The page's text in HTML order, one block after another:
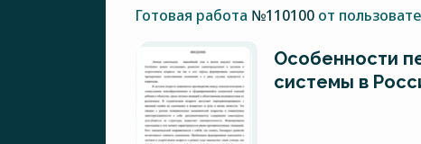
Готовая работа №110100 от
Особенности
системы в